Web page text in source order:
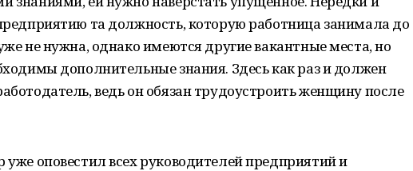
та должность, которую работница занимала до
не нужна, однако имеются другие вакантные места, но
дополнительные знания. Здесь как раз и должен
ведь он обязан трудоустроить женщину после
уже оповестил всех руководителей предприятий и